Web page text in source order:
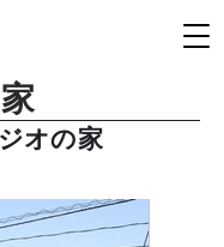
オの家